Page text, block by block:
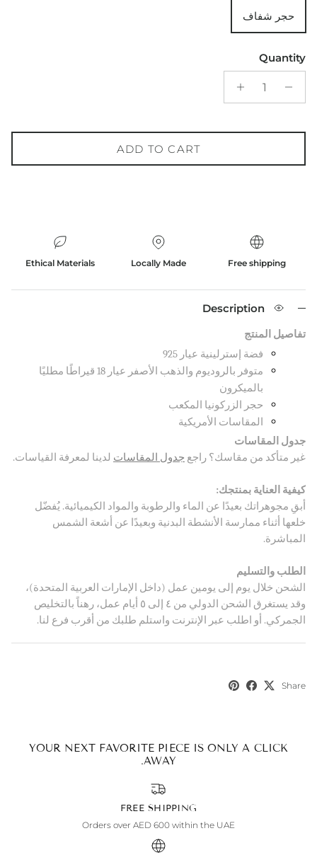
حجر شفاف
Quantity
ADD TO CART
Free shipping
Locally Made
Ethical Materials
Description
تفاصيل المنتج
فضة إسترلينية عيار 925
متوفر بالروديوم والذهب الأصفر عيار 18 قيراطًا مطليًا
بالميكرون
حجر الزركونيا المكعب
المقاسات الأمريكية
جدول المقاسات
غير متأكد من مقاسك؟ راجع جدول المقاسات لدينا لمعرفة القياسات.
كيفية العناية بمنتجك:
أبقِ مجوهراتك بعيدًا عن الماء والرطوبة والمواد الكيميائية. يُفضّل
خلعها أثناء ممارسة الأنشطة البدنية وبعيدًا عن أشعة الشمس
المباشرة.
الطلب والتسليم
الشحن خلال يوم إلى يومين عمل (داخل الإمارات العربية المتحدة)،
وقد يستغرق الشحن الدولي من ٤ إلى ٥ أيام عمل، رهناً بالتخليص
الجمركي. أو اطلب عبر الإنترنت واستلم طلبك من أقرب فرع لنا.
Share
YOUR NEXT FAVORITE PIECE IS ONLY A CLICK
AWAY.
FREE SHIPPING
Orders over AED 600 within the UAE
By signing up, you agree to receive emails from Aisha’s about
new drops, offers, and more 💖 You can unsubscribe anytime.